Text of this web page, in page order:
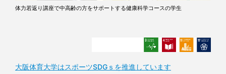
体力若返り講座で中高齢の方をサポートする健康科学コースの学生
大阪体育大学はスポーツSDGｓを推進しています